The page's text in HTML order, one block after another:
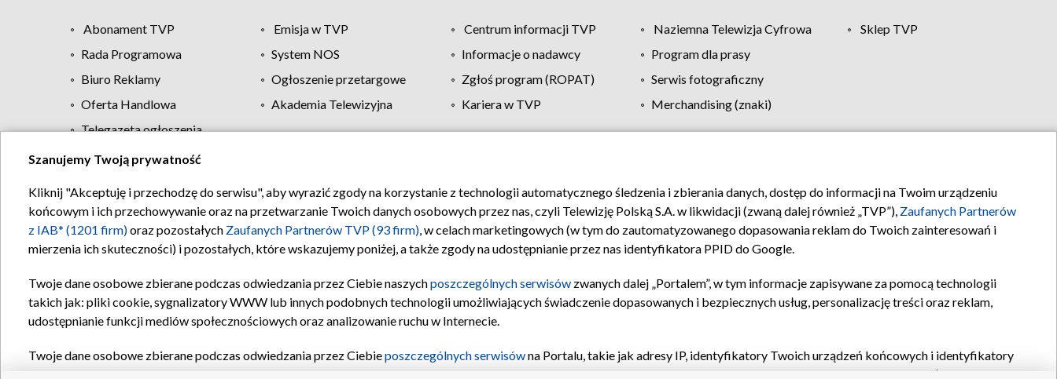
Abonament TVP Emisja w TVP Centrum informacji TVP Naziemna Telewizja Cyfrowa
Sklep TVP
Rada Programowa
System NOS Informacje o nadawcy
Program dla prasy
Biuro Reklamy
Ogłoszenie przetargowe Zgłoś program (ROPAT)
Serwis fotograficzny
Oferta Handlowa
Akademia Telewizyjna Kariera w TVP
Merchandising (znaki)
Telegazeta ogłoszenia
Regulamin TVP Polityka prywatności Moje zgody Pomoc Biuro reklamy Kontakt
Szanujemy Twoją prywatność
Kliknij "Akceptuję i przechodzę do serwisu", aby wyrazić zgody na korzystanie z technologii automatycznego śledzenia i zbierania danych, dostęp do informacji na Twoim urządzeniu
końcowym i ich przechowywanie oraz na przetwarzanie Twoich danych osobowych przez nas, czyli Telewizję Polską S.A. w likwidacji (zwaną dalej również „TVP”), Zaufanych Partnerów
z IAB* (1201 firm)oraz pozostałych Zaufanych Partnerów TVP (93 firm), w celach marketingowych (w tym do zautomatyzowanego dopasowania reklam do Twoich zainteresowań i
mierzenia ich skuteczności) i pozostałych, które wskazujemy poniżej, a także zgody na udostępnianie przez nas identyfikatora PPID do Google.
Twoje dane osobowe zbierane podczas odwiedzania przez Ciebie naszychposzczególnych serwisów zwanych dalej „Portalem”, w tym informacje zapisywane za pomocą technologii
takich jak: pliki cookie, sygnalizatory WWW lub innych podobnych technologii umożliwiających świadczenie dopasowanych i bezpiecznych usług, personalizację treści oraz reklam,
udostępnianie funkcji mediów społecznościowych oraz analizowanie ruchu w Internecie.
Twoje dane osobowe zbierane podczas odwiedzania przez Ciebieposzczególnych serwisówna Portalu, takie jak adresy IP, identyfikatory Twoich urządzeń końcowych i identyfikatory
oraz pozostałych